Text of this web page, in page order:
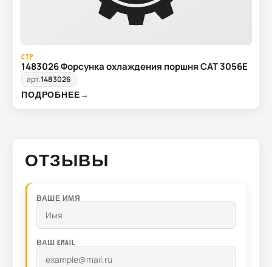
CTP
1483026 Форсунка охлаждения поршня CAT 3056E
арт.1483026
ПОДРОБНЕЕ→
ОТЗЫВЫ
ВАШЕ ИМЯ
ВАШ EMAIL